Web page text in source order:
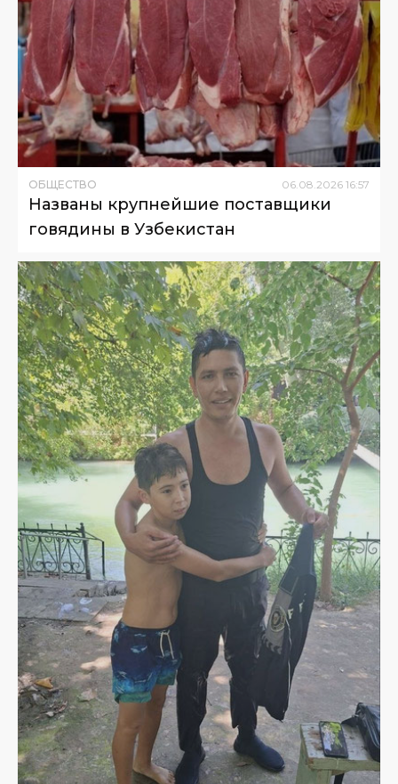
ОБЩЕСТВО 06 08 2026 16:57
Названы крупнейшие поставщики
говядины в Узбекистан